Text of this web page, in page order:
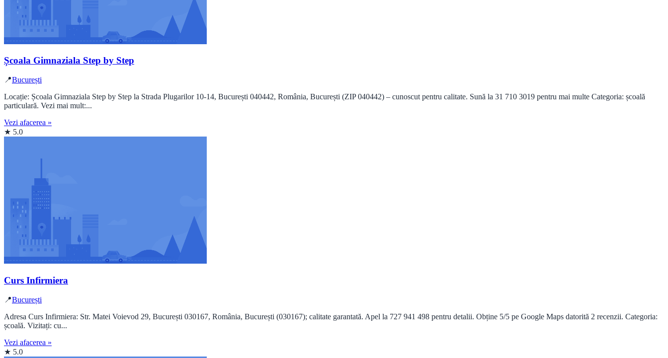
Școala Gimnaziala Step by Step
📍București
Locație: Școala Gimnaziala Step by Step la Strada Plugarilor 10-14, București 040442, România, București (ZIP 040442) – cunoscut pentru calitate. Sună la 31 710 3019 pentru mai multe Categoria: școală
particulară. Vezi mai mult:...
Vezi afacerea »
★ 5.0
Curs Infirmiera
📍București
Adresa Curs Infirmiera: Str. Matei Voievod 29, București 030167, România, București (030167); calitate garantată. Apel la 727 941 498 pentru detalii. Obține 5/5 pe Google Maps datorită 2 recenzii. Categoria:
școală. Vizitați: cu...
Vezi afacerea »
★ 5.0